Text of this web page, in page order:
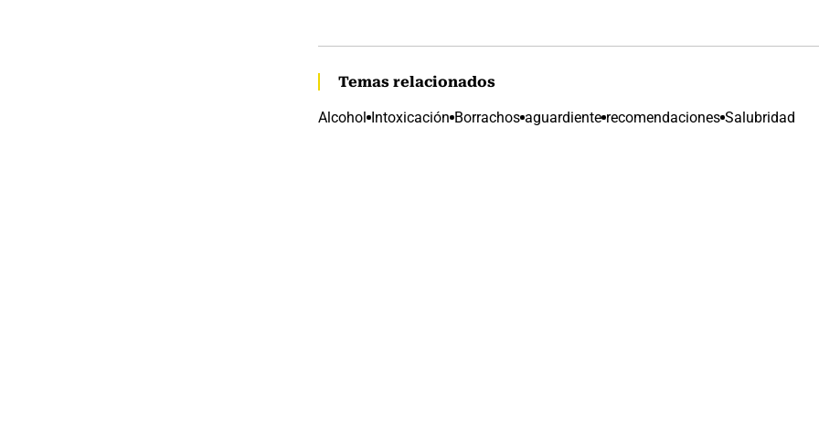
Temas relacionados
Alcohol Intoxicación Borrachos aguardiente recomendaciones Salubridad